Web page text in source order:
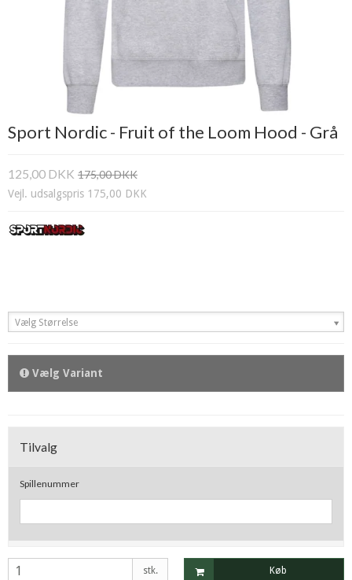
Sport Nordic - Fruit of the Loom Hood - Grå
125,00 DKK 175,00 DKK
Vejl. udsalgspris 175,00 DKK
Vælg Størrelse
Vælg Variant
Tilvalg
Spillenummer
stk. Køb